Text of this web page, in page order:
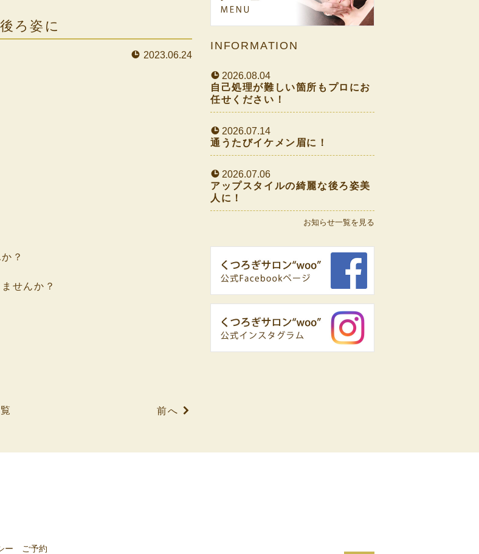
ろ姿に
2023.06.24
？
せんか？
前へ
INFORMATION
2026.08.04
自己処理が難しい箇所もプロにお
任せください！
2026.07.14
通うたびイケメン眉に！
2026.07.06
アップスタイルの綺麗な後ろ姿美
人に！
お知らせ一覧を見る
ー ご予約